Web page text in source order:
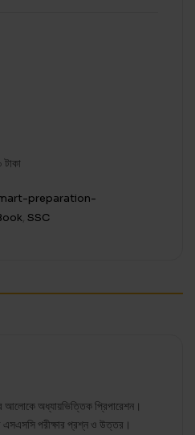
preparation-
SSC
আলোকে অধ্যায়ভিত্তিক প্রিপারেশন।
এসএসসি পরীক্ষার প্রশ্ন ও উত্তর।